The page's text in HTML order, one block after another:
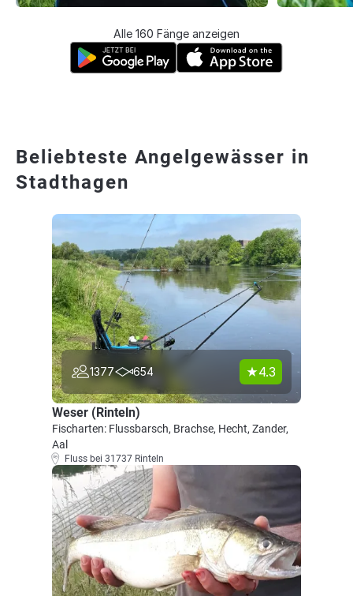
Alle 160 Fänge anzeigen
Beliebteste Angelgewässer in
Stadthagen
1377 654 4.3
Weser (Rinteln)
Fischarten: Flussbarsch, Brachse, Hecht, Zander,
Aal
Fluss bei 31737 Rinteln